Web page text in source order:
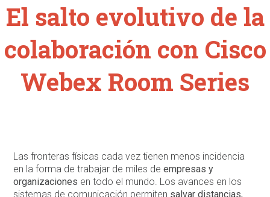
El salto evolutivo de la
colaboración con Cisco
Webex Room Series
Las fronteras físicas cada vez tienen menos incidencia
en la forma de trabajar de miles deempresas y
organizaciones en todo el mundo. Los avances en los
sistemas de comunicación permiten salvar distancias,